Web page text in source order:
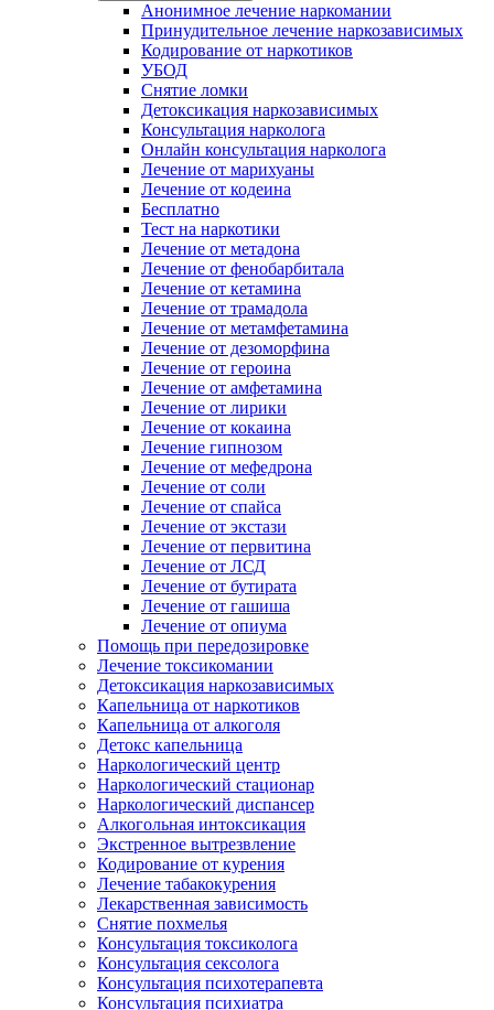
Анонимное лечение наркомании
Принудительное лечение наркозависимых
Кодирование от наркотиков
УБОД
Снятие ломки
Детоксикация наркозависимых
Консультация нарколога
Онлайн консультация нарколога
Лечение от марихуаны
Лечение от кодеина
Бесплатно
Тест на наркотики
Лечение от метадона
Лечение от фенобарбитала
Лечение от кетамина
Лечение от трамадола
Лечение от метамфетамина
Лечение от дезоморфина
Лечение от героина
Лечение от амфетамина
Лечение от лирики
Лечение от кокаина
Лечение гипнозом
Лечение от мефедрона
Лечение от соли
Лечение от спайса
Лечение от экстази
Лечение от первитина
Лечение от ЛСД
Лечение от бутирата
Лечение от гашиша
Лечение от опиума
Помощь при передозировке
Лечение токсикомании
Детоксикация наркозависимых
Капельница от наркотиков
Капельница от алкоголя
Детокс капельница
Наркологический центр
Наркологический стационар
Наркологический диспансер
Алкогольная интоксикация
Экстренное вытрезвление
Кодирование от курения
Лечение табакокурения
Лекарственная зависимость
Снятие похмелья
Консультация токсиколога
Консультация сексолога
Консультация психотерапевта
Консультация психиатра